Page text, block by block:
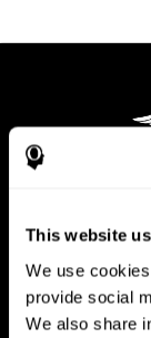
This website
We use
provide social
We also share